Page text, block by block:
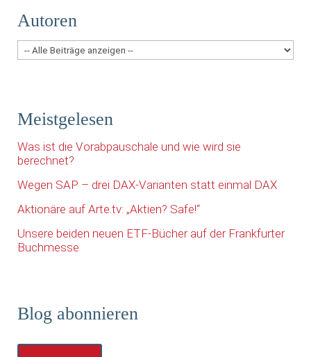
Autoren
Meistgelesen
Was ist die Vorabpauschale und wie wird sie
berechnet?
Wegen SAP – drei DAX-Varianten statt einmal DAX
Aktionäre auf Arte.tv: „Aktien? Safe!“
Unsere beiden neuen ETF-Bücher auf der Frankfurter
Buchmesse
Blog abonnieren